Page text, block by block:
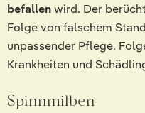
befallenwird. Der
Folge von falschem
unpassender Pflege.
Krankheiten und
Spinnmilben